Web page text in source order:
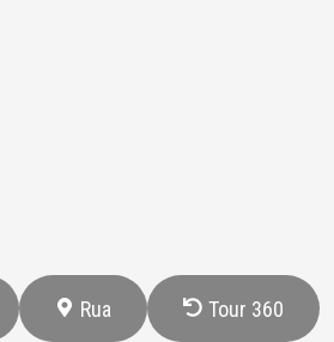
Rua Tour 360